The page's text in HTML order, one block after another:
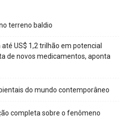
terreno baldio
US$ 1,2 trilhão em potencial
de novos medicamentos, aponta
do mundo contemporâneo
completa sobre o fenômeno